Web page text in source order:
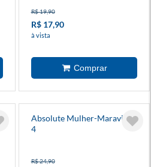
R$ 19,90
R$ 17,90
à vista
Absolute Mulher-Maravilha
4
R$ 24,90